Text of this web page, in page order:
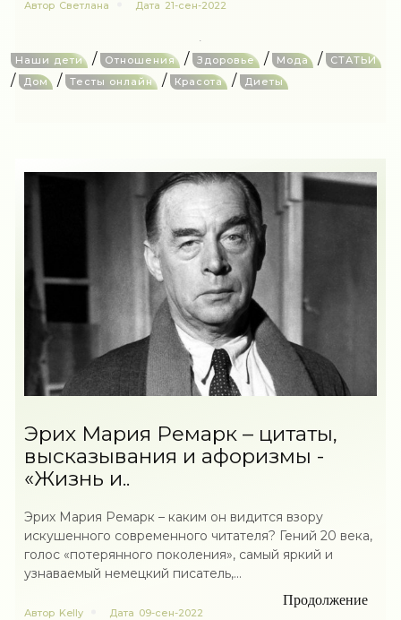
Автор Светлана Дата 21-сен-2022
Наши дети / Отношения / Здоровье / Мода / СТАТЬИ
/ Дом / Тесты онлайн / Красота / Диеты
Эрих Мария Ремарк – цитаты,
высказывания и афоризмы -
«Жизнь и..
Эрих Мария Ремарк – каким он видится взору
искушенного современного читателя? Гений 20 века,
голос «потерянного поколения», самый яркий и
узнаваемый немецкий писатель,...
Продолжение
Автор Kelly Дата 09-сен-2022